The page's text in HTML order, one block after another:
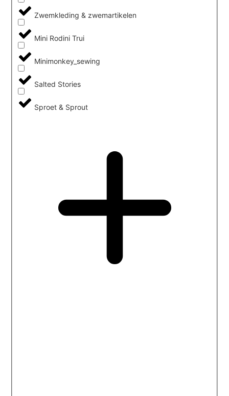
Zwemkleding & zwemartikelen
Mini Rodini Trui
Minimonkey_sewing
Salted Stories
Sproet & Sprout